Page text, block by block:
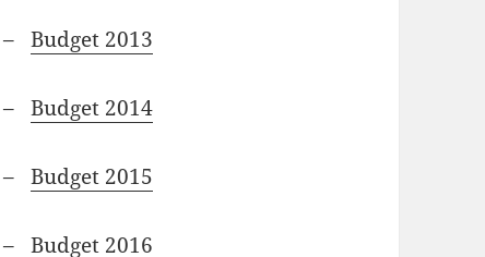
–Budget 2013
–Budget 2014
–Budget 2015
–Budget 2016